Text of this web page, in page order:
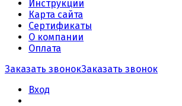
Инструкции
Карта сайта
Сертификаты
О компании
Оплата
Заказать звонокЗаказать звонок
Вход